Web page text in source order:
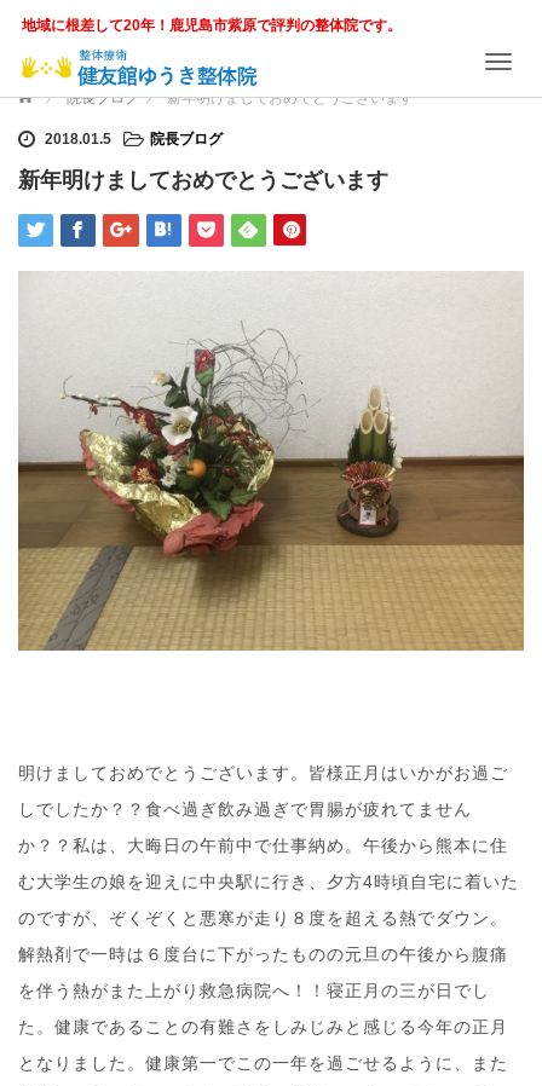
地域に根差して20年！鹿児島市紫原で評判の整体院です。
T
ホーム 院長ブログ 新年明けましておめでとうございます
2018.01.5 院長ブログ
新年明けましておめでとうございます
明けましておめでとうございます。皆様正月はいかがお過ご
しでしたか？？食べ過ぎ飲み過ぎで胃腸が疲れてません
か？？私は、大晦日の午前中で仕事納め。午後から熊本に住
む大学生の娘を迎えに中央駅に行き、夕方4時頃自宅に着いた
のですが、ぞくぞくと悪寒が走り８度を超える熱でダウン。
解熱剤で一時は６度台に下がったものの元旦の午後から腹痛
を伴う熱がまた上がり救急病院へ！！寝正月の三が日でし
た。健康であることの有難さをしみじみと感じる今年の正月
となりました。健康第一でこの一年を過ごせるように、また